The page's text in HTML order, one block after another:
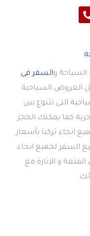
والسفر فى
العروض السياحية
التى تتنوع بين
كما يمكنك الحجز
انحاء تركيا بأسعار
السفر لجميع انحاء
و الاثارة مع